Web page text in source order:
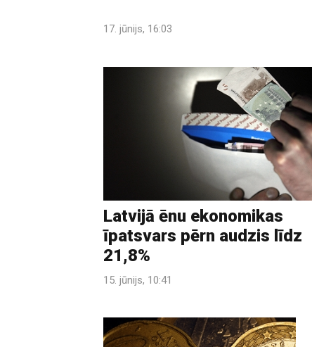
17. jūnijs, 16:03
Latvijā ēnu ekonomikas
īpatsvars pērn audzis līdz
21,8%
15. jūnijs, 10:41